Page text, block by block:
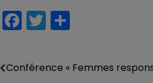
Facebook
Twitter
Navigation
Conférence « Femmes